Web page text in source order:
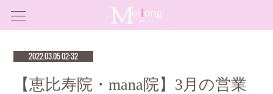
2022.03.05 02:32
【恵比寿院・mana院】3月の営業